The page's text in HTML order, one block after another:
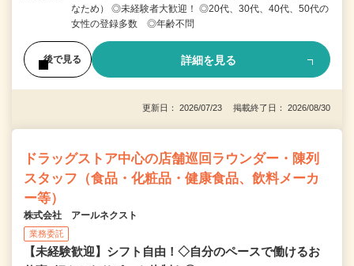
なため） ◎未経験者大歓迎！ ◎20代、30代、40代、50代の
女性の登録多数 ◎年齢不問
後で見る 詳細を見る
更新日： 2026/07/23 掲載終了日： 2026/08/30
ドラッグストア中心の店舗巡回ラウンダー・陳列
スタッフ（食品・化粧品・健康食品、飲料メーカ
ー等）
株式会社 アールネクスト
業務委託
【未経験歓迎】シフト自由！◇自分のペースで働けるお